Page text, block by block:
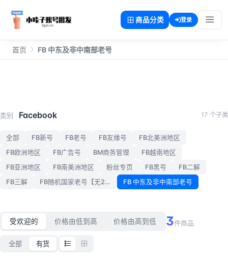
商品分类 登录
首页 FB 中东及非中南部老号
FB 中东及非中南部老号
类别 Facebook 17 个子类
全部 FB新号 FB老号 FB友缘号
FB北美洲地区
FB欧洲地区
FB广告号 BM商务管理
FB越南地区
FB亚洲地区
FB南美洲地区 粉丝专页 FB黑号
FB二解
FB三解
FB随机国家老号【无2FA】 FB 中东及非中南部老号
受欢迎的 价格由低到高 价格由高到低 3件商品
全部 有货